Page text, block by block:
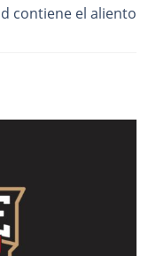
contiene el aliento